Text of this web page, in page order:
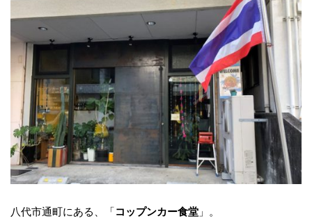
八代市通町にある、「コップンカー食堂 」。